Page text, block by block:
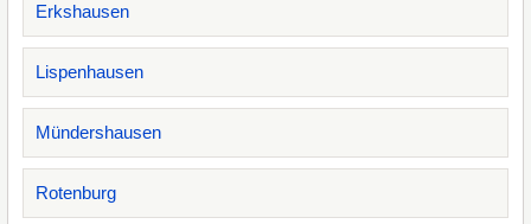
Erkshausen
Lispenhausen
Mündershausen
Rotenburg